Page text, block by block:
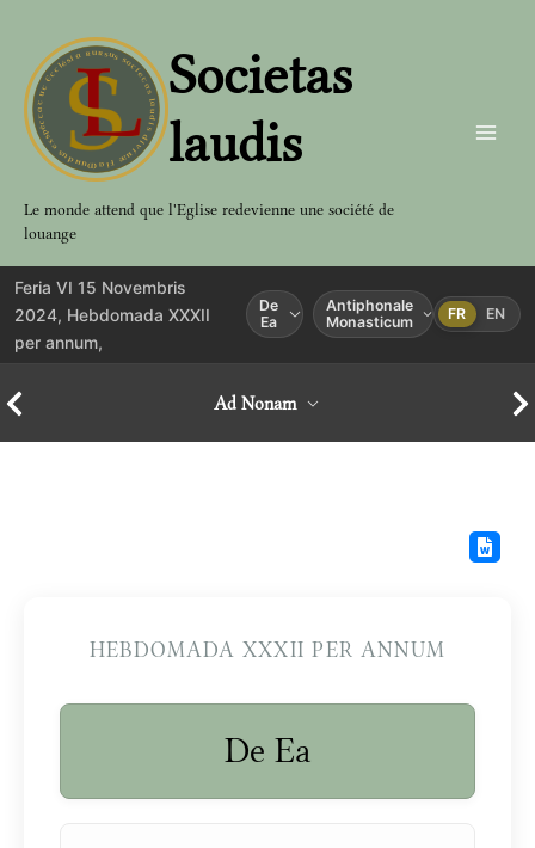
contenu
Societas
laudis
Le monde attend que l'Eglise redevienne une société de
louange
Feria VI 15 Novembris
2024, Hebdomada XXXII
per annum,
De
Ea
Antiphonale
Monasticum
FR EN
Ad Nonam
HEBDOMADA XXXII PER ANNUM
De Ea